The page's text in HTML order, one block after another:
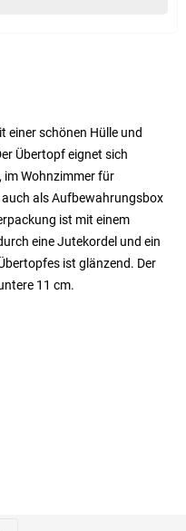
einer schönen Hülle und
Übertopf eignet sich
im Wohnzimmer für
als Aufbewahrungsbox
ist mit einem
eine Jutekordel und ein
ist glänzend. Der
11 cm.